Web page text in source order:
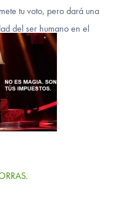
tu voto, pero dará una
del ser humano en el
MÁS